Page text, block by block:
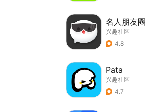
名人朋友圈
兴趣社区
4.8
Pata
兴趣社区
4.7